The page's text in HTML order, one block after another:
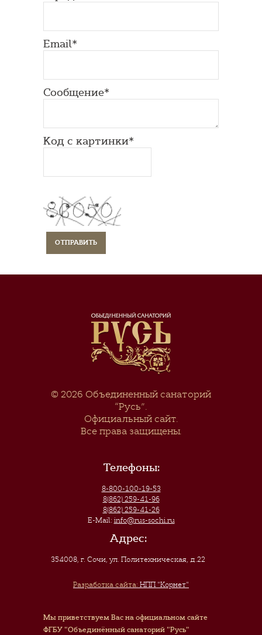
Email*
Сообщение*
Код с картинки*
© 2026 Объединенный санаторий
“Русь”.
Официальный сайт.
Все права защищены.
Телефоны:
8-800-100-19-53
8(862) 259-41-96
8(862) 259-41-26
E-Mail: info@rus-sochi.ru
Адрес:
354008, г. Сочи,ул. Политехническая, д.22
Разработка сайта: НПП "Корнет"
Мы приветствуем Вас на официальном сайте
ФГБУ "Объединённый санаторий "Русь"